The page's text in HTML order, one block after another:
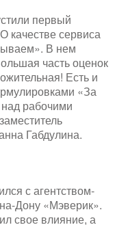
первый
качестве сервиса
В нем
часть оценок
Есть и
«За
рабочими
Габдулина.
с агентством-
Дону «Мэверик».
свое влияние, а